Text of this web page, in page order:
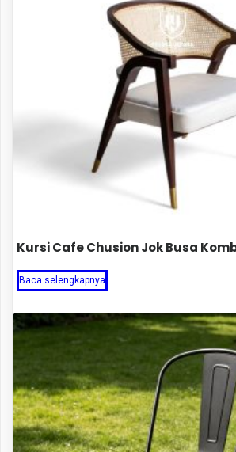
Kursi Cafe Chusion Jok Busa
Baca selengkapnya